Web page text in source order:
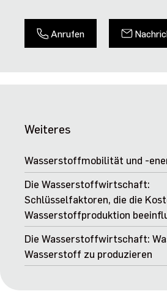
Anrufen
Weiteres
Wasserstoffmobilität und -
Die Wasserstoffwirtschaft:
Schlüsselfaktoren, die die
Wasserstoffproduktion
Die Wasserstoffwirtschaft:
Wasserstoff zu produzieren